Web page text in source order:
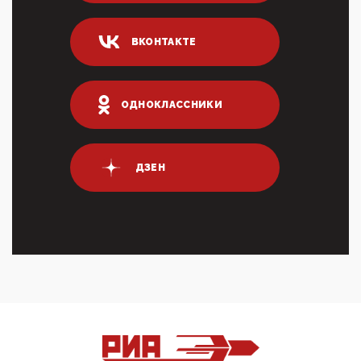
04:47, 10 Апреля 2026
ИНН для переводов по СБП это первый шаг из
логических двухЗаполнение ИНН при любых
переводах по ...
03:35, 10 Апреля 2026
Суммарное вознаграждение менеджменту в 15
крупных банках по итогам 2025 года превысило 63
03:01, 10 Апреля 2026
Террорист и убийца Буданов вальяжно сообщил,
что союзники просили Киев не наносить удары по
входМошенники активно пользуются аккаунтами на
Госуслугах уме...
ВКОНТАКТЕ
ОДНОКЛАССНИКИ
ДЗЕН